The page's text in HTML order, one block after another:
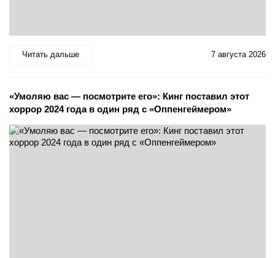
Читать дальше 7 августа 2026
«Умоляю вас — посмотрите его»: Кинг поставил этот
хоррор 2024 года в один ряд с «Оппенгеймером»